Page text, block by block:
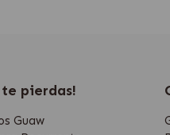
te pierdas!
Guaw